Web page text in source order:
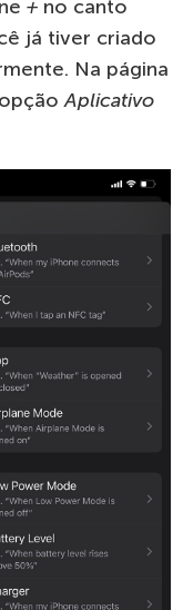
+ no canto
já tiver criado
Na página
Aplicativo